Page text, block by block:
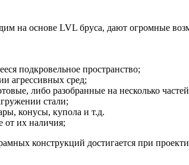
на основе LVL бруса, дают огромные
подкровельное пространство;
агрессивных сред;
либо разобранные на несколько
стали;
конусы, купола и т.д.
от их наличия;
конструкций достигается при